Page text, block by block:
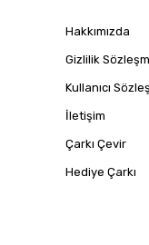
Hakkımızda
Gizlilik
Kullanıcı
İletişim
Çarkı Çevir
Hediye Çarkı